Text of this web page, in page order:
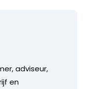
adviseur,
en